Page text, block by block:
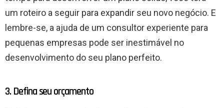
um roteiro a seguir para expandir seu novo negócio. E
lembre-se, a ajuda de um consultor experiente para
pequenas empresas pode ser inestimável no
desenvolvimento do seu plano perfeito.
3. Defina seu orçamento